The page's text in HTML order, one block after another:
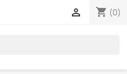
shopping_cart (0)
